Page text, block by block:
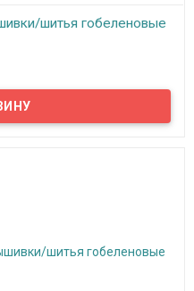
шитья гобеленовые
и уникальную
вдевание нити. Никелевое
кончик.